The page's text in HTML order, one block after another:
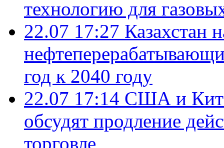
технологию для
22.07 17:27 Казахстан
год к 2040 году
22.07 17:14 США и
обсудят продление
торговле